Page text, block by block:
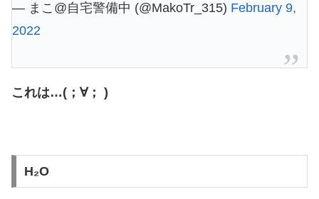
— まこ@自宅警備中 (@MakoTr_315) February 9,
2022
これは…(；∀； )
H₂O